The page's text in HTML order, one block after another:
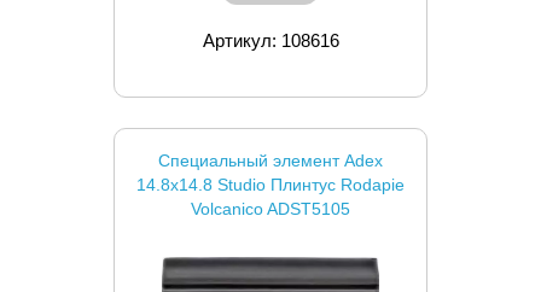
Артикул: 108616
Специальный элемент Adex
14.8x14.8 Studio Плинтус Rodapie
Volcanico ADST5105